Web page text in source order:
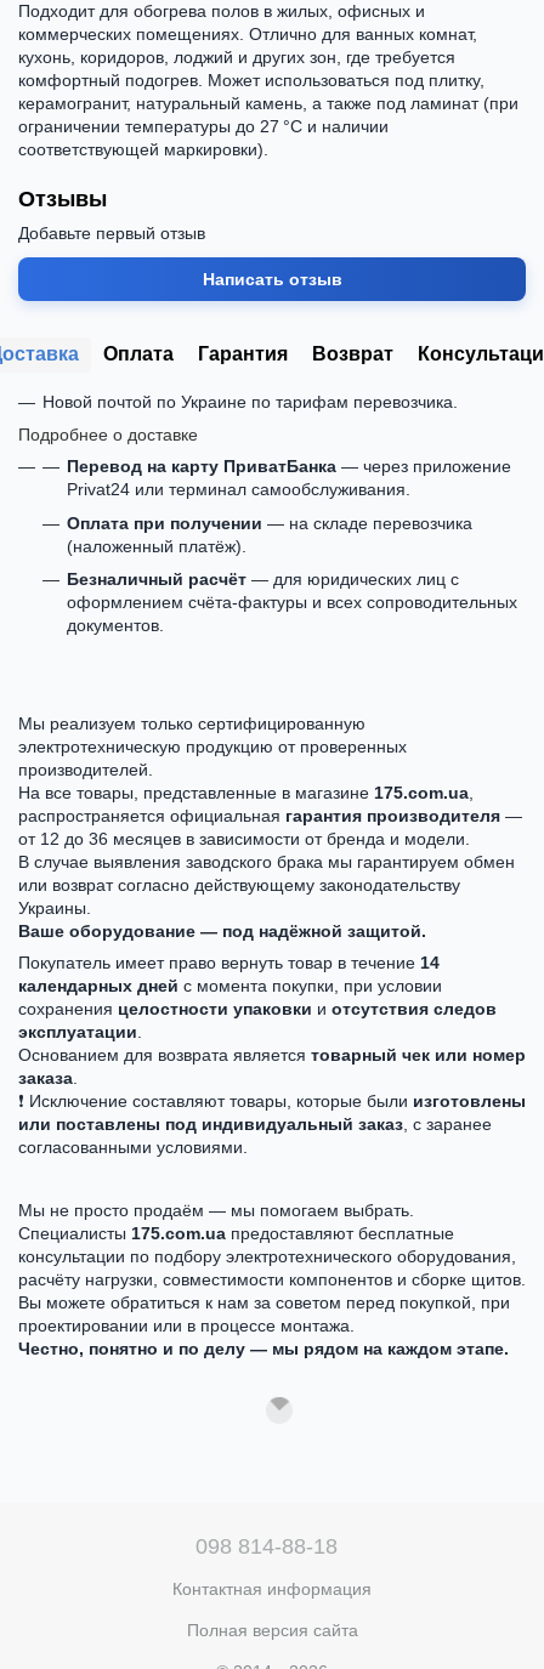
Подходит для обогрева полов в жилых, офисных и
коммерческих помещениях. Отлично для ванных комнат,
кухонь, коридоров, лоджий и других зон, где требуется
комфортный подогрев. Может использоваться под плитку,
керамогранит, натуральный камень, а также под ламинат (при
ограничении температуры до 27 °C и наличии
соответствующей маркировки).
Отзывы
Добавьте первый отзыв
Написать отзыв
Оплата Гарантия Возврат
Новой почтой по Украине по тарифам перевозчика.
Подробнее о доставке
Перевод на карту ПриватБанка — через приложение
Privat24 или терминал самообслуживания.
Оплата при получении — на складе перевозчика
(наложенный платёж).
Безналичный расчёт — для юридических лиц с
оформлением счёта-фактуры и всех сопроводительных
документов.
Мы реализуем только сертифицированную
электротехническую продукцию от проверенных
производителей.
На все товары, представленные в магазине 175.com.ua
распространяется официальная гарантия производителя —
от 12 до 36 месяцев в зависимости от бренда и модели.
В случае выявления заводского брака мы гарантируем обмен
или возврат согласно действующему законодательству
Украины.
Ваше оборудование — под надёжной защитой.
Покупатель имеет право вернуть товар в течение 14
календарных дней с момента покупки, при условии
сохранения целостности упаковки и отсутствия следов
эксплуатации
Основанием для возврата является товарный чек или номер
заказа
❗ Исключение составляют товары, которые были изготовлены
или поставлены под индивидуальный заказ , с заранее
согласованными условиями.
Мы не просто продаём — мы помогаем выбрать.
Специалисты 175.com.ua предоставляют бесплатные
консультации по подбору электротехнического оборудования,
расчёту нагрузки, совместимости компонентов и сборке щитов.
Вы можете обратиться к нам за советом перед покупкой, при
проектировании или в процессе монтажа.
Честно, понятно и по делу — мы рядом на каждом этапе.
098 814-88-18
Контактная информация
Полная версия сайта